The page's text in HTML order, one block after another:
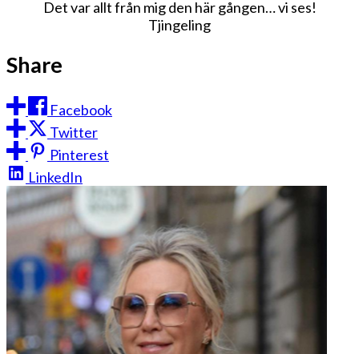
Det var allt från mig den här gången… vi ses!
Tjingeling
Share
Facebook
Twitter
Pinterest
LinkedIn